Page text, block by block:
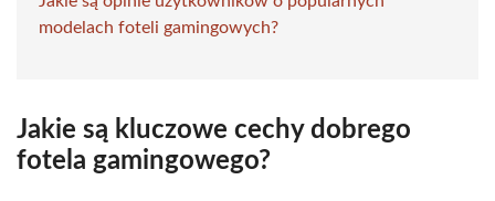
modelach foteli gamingowych?
Jakie są kluczowe cechy dobrego
fotela gamingowego?